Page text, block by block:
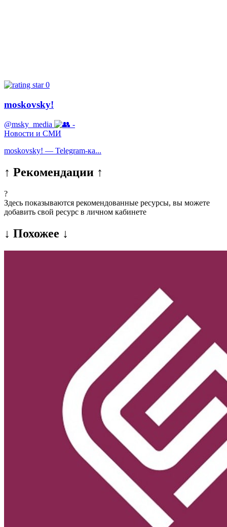
0
moskovsky!
@msky_media
-
Новости и СМИ
moskovsky! — Telegram‑ка...
↑ Рекомендации ↑
?
Здесь показываются рекомендованные ресурсы, вы можете
добавить свой ресурс в личном кабинете
↓ Похожее ↓